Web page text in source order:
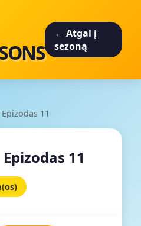
← Atgal į
sezoną
Epizodas 11
11